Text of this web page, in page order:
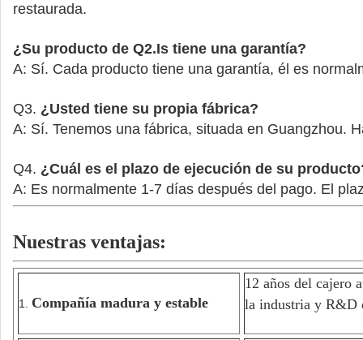
restaurada.
¿Su producto de Q2.Is tiene una garantía?
A: Sí. Cada producto tiene una garantía, él es
Q3. ¿Usted tiene su propia fábrica?
A: Sí. Tenemos una fábrica, situada en Guangzhou.
Q4. ¿Cuál es el plazo de ejecución de su
A: Es normalmente 1-7 días después del pago. El
Nuestras ventajas:
1. Compañía madura y estable
12 años del cajero
la industria y R&D